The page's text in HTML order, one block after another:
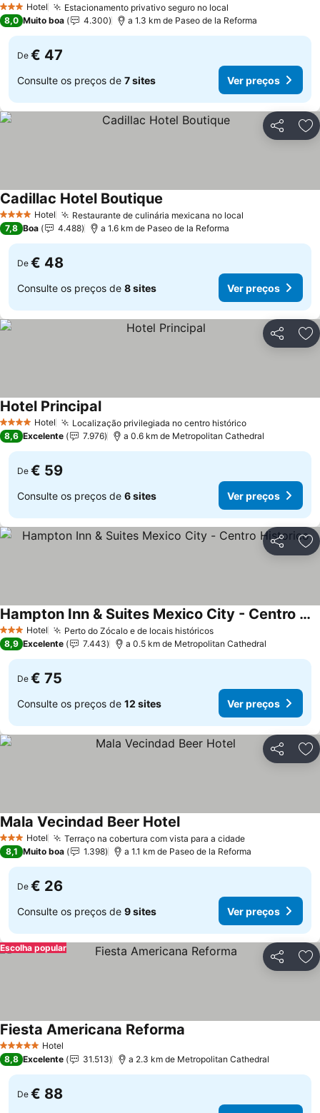
3 EstrelasHotel Estacionamento privativo seguro no local
8,0 Muito boa 4.300 a 1.3 km de Paseo de la Reforma
De € 47
Consulte os preços de 7 sites Ver preços
Partilhar
4 EstrelasHotel Restaurante de culinária mexicana no local
Cadillac Hotel Boutique
7,8 Boa 4.488 a 1.6 km de Paseo de la Reforma
De € 48
Consulte os preços de 8 sites Ver preços
Partilhar
4 EstrelasHotel Localização privilegiada no centro histórico
Hotel Principal
8,6 Excelente 7.976 a 0.6 km de Metropolitan Cathedral
De € 59
Consulte os preços de 6 sites Ver preços
Partilhar
3 EstrelasHotel Perto do Zócalo e de locais históricos
Hampton Inn & Suites Mexico City - Centro Historico
8,9 Excelente 7.443 a 0.5 km de Metropolitan Cathedral
De € 75
Consulte os preços de 12 sites Ver preços
Partilhar
3 EstrelasHotel Terraço na cobertura com vista para a cidade
Mala Vecindad Beer Hotel
8,1 Muito boa 1.398 a 1.1 km de Paseo de la Reforma
De € 26
Consulte os preços de 9 sites Ver preços
Partilhar
Escolha popular
5 Estrelas Hotel
Fiesta Americana Reforma
8,8 Excelente 31.513 a 2.3 km de Metropolitan Cathedral
De € 88